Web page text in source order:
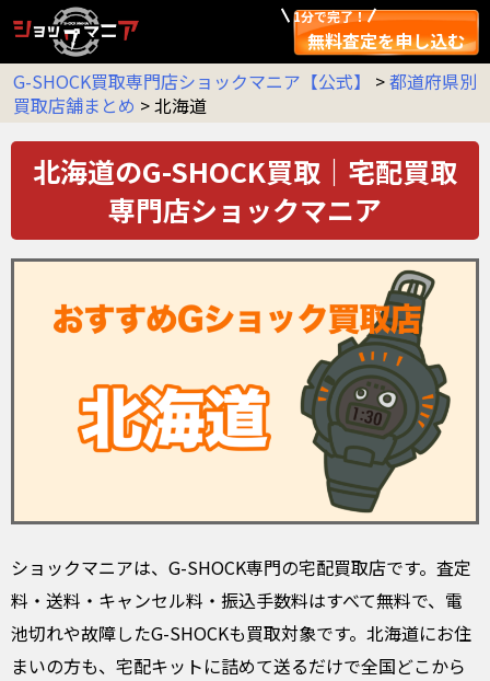
1分で完了！
無料査定を申し込む
G-SHOCK買取専門店ショックマニア【公式】
>都道府県別
買取店舗まとめ >北海道
北海道のG-SHOCK買取｜宅配買取
専門店ショックマニア
ショックマニアは、G-SHOCK専門の宅配買取店です。査定
料・送料・キャンセル料・振込手数料はすべて無料で、電
池切れや故障したG-SHOCKも買取対象です。北海道にお住
まいの方も、宅配キットに詰めて送るだけで全国どこから